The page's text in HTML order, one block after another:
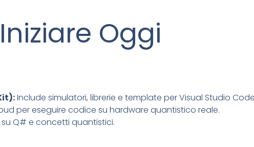
Oggi
Include simulatori, librerie e template per Visual Studio
per eseguire codice su hardware quantistico reale.
Q# e concetti quantistici.